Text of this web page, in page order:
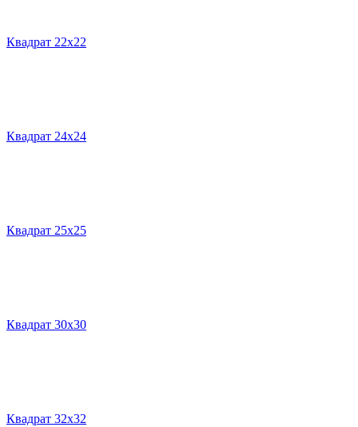
Квадрат 22х22
Квадрат 24х24
Квадрат 25х25
Квадрат 30х30
Квадрат 32х32